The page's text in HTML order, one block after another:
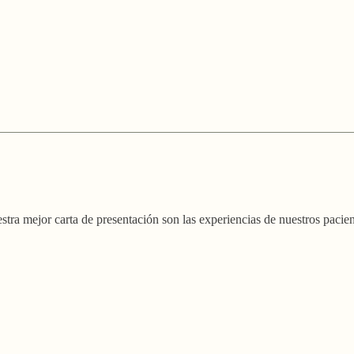
mejor carta de presentación son las experiencias de nuestros